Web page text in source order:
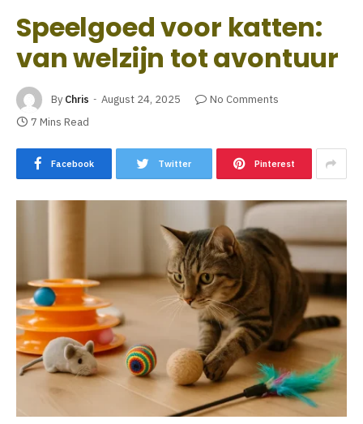
Speelgoed voor katten:
van welzijn tot avontuur
By Chris August 24, 2025
No Comments
7 Mins Read
Facebook Twitter Pinterest